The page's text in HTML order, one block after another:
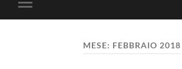
Attiva/disattiva
il
MESE: FEBBRAIO 2018